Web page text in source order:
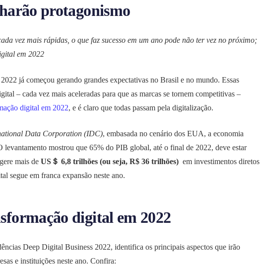
protagonismo
vez mais rápidas, o que faz sucesso em um ano pode não ter vez no próximo;
em 2022
já começou gerando grandes expectativas no Brasil e no mundo. Essas
– cada vez mais aceleradas para que as marcas se tornem competitivas –
digital em 2022, e é claro que todas passam pela digitalização.
Data Corporation (IDC), embasada no cenário dos EUA, a economia
levantamento mostrou que 65% do PIB global, até o final de 2022, deve estar
mais de US＄ 6,8 trilhões (ou seja, R$ 36 trilhões) em investimentos diretos
segue em franca expansão neste ano.
digital em 2022
Deep Digital Business 2022, identifica os principais aspectos que irão
e instituições neste ano. Confira: